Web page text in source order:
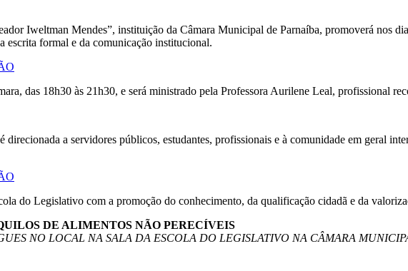
Iweltman Mendes”, instituição da Câmara Municipal de Parnaíba, promoverá nos
escrita formal e da comunicação institucional.
das 18h30 às 21h30, e será ministrado pela Professora Aurilene Leal, profissional
direcionada a servidores públicos, estudantes, profissionais e à comunidade em geral
do Legislativo com a promoção do conhecimento, da qualificação cidadã e da
DE ALIMENTOS NÃO PERECÍVEIS
NO LOCAL NA SALA DA ESCOLA DO LEGISLATIVO NA CÂMARA